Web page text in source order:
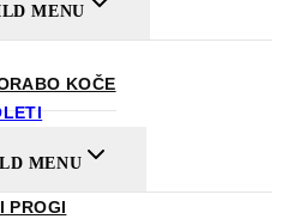
MENU
KOČE
MENU
PROGI